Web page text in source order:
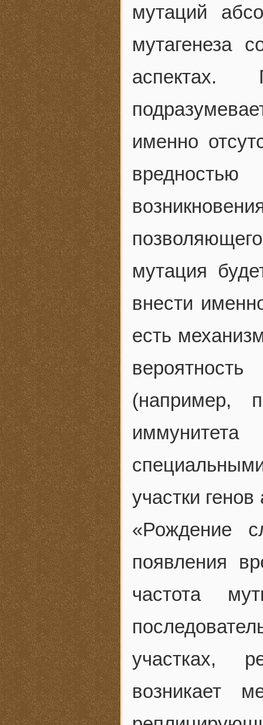
мутаций
мутагенеза
аспектах.
именно
мутация
внести
есть
(например,
участки
«Рождение
появления
частота
участках,
возникает